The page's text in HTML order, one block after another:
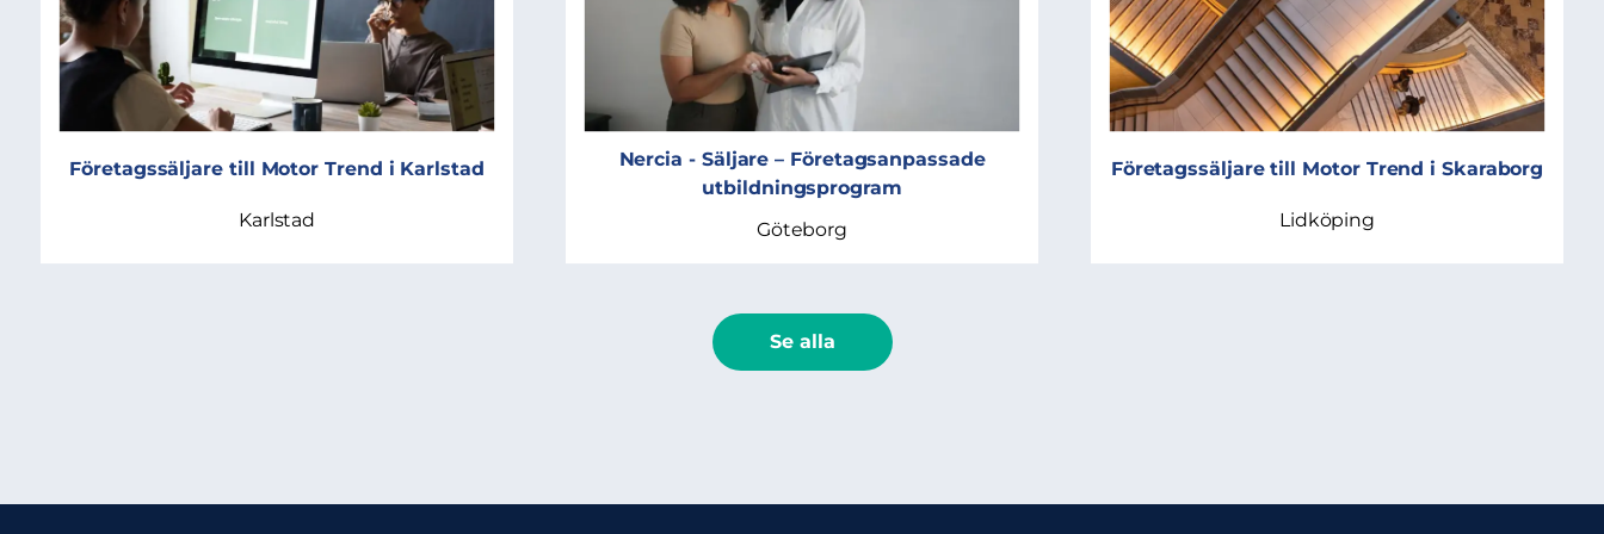
Företagssäljare till Motor Trend i Karlstad
Karlstad
Nercia - Säljare – Företagsanpassade
utbildningsprogram
Göteborg
Företagssäljare till Motor Trend i Skaraborg
Lidköping
Se alla